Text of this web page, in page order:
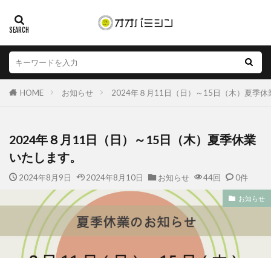
HOME お知らせ 2024年８月11日（日）～15日（木）夏季休
2024年８月11日（日）～15日（木）夏季休業
いたします。
2024年8月9日 2024年8月10日 お知らせ 44回 0件
お知らせ